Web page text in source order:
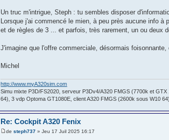
Un truc m'intrigue, Steph : tu sembles disposer
Lorsque j'ai commencé le mien, à peu près aucune info
et de règles de 3 ... et parfois, très rarement, un ou deux
J'imagine que l'offre commerciale, désormais
Michel
http://www.myA320sim.com
Simu mixte P3D/FS2020, serveur P3Dv4/A320 FMGS (7700k et
64), 3 vdp Optoma GT1080E, client A320 FMGS (2600k sous W10 64).
Re: Cockpit A320 Fenix
desteph737 » Jeu 17 Juil 2025 16:17